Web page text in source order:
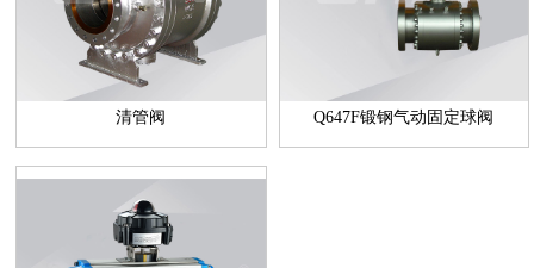
清管阀 Q647F锻钢气动固定球阀